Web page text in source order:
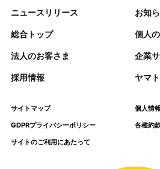
ニュースリリース お知
総合トップ 個人
法人のお客さま 企業
採用情報 ヤマ
サイトマップ
個人情
GDPRプライバシーポリシー
各種約
サイトのご利用にあたって